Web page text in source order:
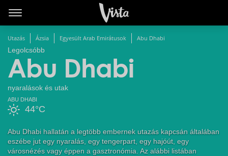
Utazás Ázsia Egyesült Arab Emirátusok Abu Dhabi
Legolcsóbb
Abu Dhabi
nyaralások és utak
44°C
ABU DHABI
Abu Dhabi hallatán a legtöbb embernek utazás kapcsán általában
eszébe jut egy nyaralás, egy tengerpart, egy hajóút, egy
városnézés vagy éppen a gasztronómia. Az alábbi listában